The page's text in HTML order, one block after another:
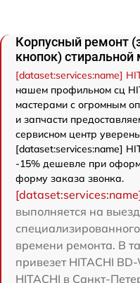
Корпусный ремонт
кнопок)
[dataset:services:name]
нашем профильном сц
мастерами с огромным
и запчасти
сервисном центр
[dataset:services:name]
-15% дешевле при
форму заказа звонка.
выполняется на
времени ремонта. В
привезет HITACHI
HITACHI в Санкт-